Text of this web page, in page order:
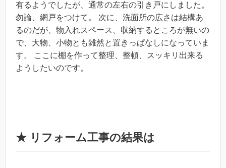
有るようでしたが、通常の左右の引き戸にしました。
勿論、網戸をつけて。 次に、洗面所の広さは結構あ
るのだが、物入れスペース、収納するところが無いの
で、大物、小物とも雑然と置きっぱなしになっていま
す。 ここに棚を作って整理、整頓、スッキリ出来る
ようしたいのです。
★ リフォーム工事の結果は